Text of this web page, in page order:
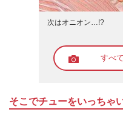
次はオニオン…!?
すべ
そこでチューをいっちゃ